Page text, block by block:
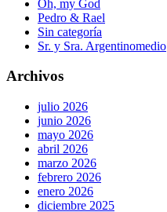
Oh, my God
Pedro & Rael
Sin categoría
Sr. y Sra. Argentinomedio
Archivos
julio 2026
junio 2026
mayo 2026
abril 2026
marzo 2026
febrero 2026
enero 2026
diciembre 2025